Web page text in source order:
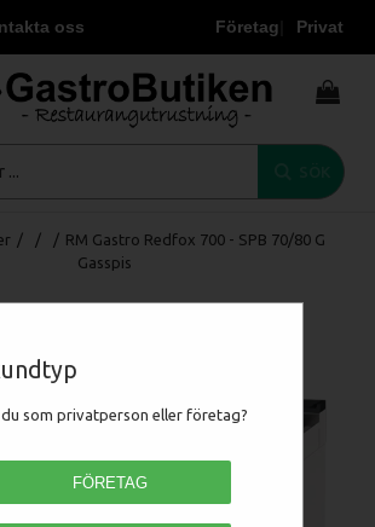
oss Företag Privat
som privatperson eller företag?
FÖRETAG
/ / / RM Gastro Redfox 700 - SPB 70/80 G
Gasspis